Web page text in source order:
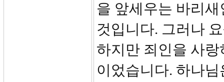
을 앞세우는 바리
것입니다. 그러나
하지만 죄인을 사
이었습니다. 하나